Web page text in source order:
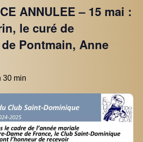
ANNULEE – 15 mai :
le curé de
Pontmain, Anne
30 min